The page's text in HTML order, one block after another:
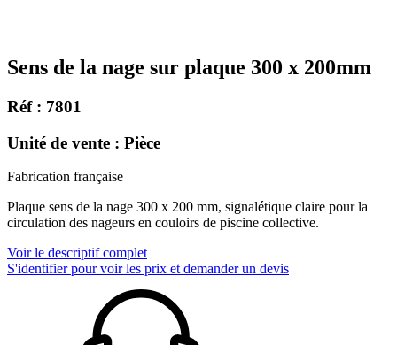
Sens de la nage sur plaque 300 x 200mm
Réf : 7801
Unité de vente : Pièce
Fabrication française
Plaque sens de la nage 300 x 200 mm, signalétique claire pour la
circulation des nageurs en couloirs de piscine collective.
Voir le descriptif complet
S'identifier pour voir les prix et demander un devis